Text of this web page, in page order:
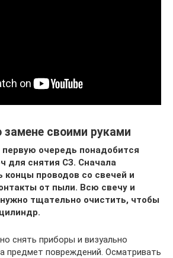
замене своими руками
очередь понадобится
для снятия СЗ. Сначала
концы проводов со свечей и
от пыли. Всю свечу и
тщательно очистить, чтобы
снять приборы и визуально
предмет повреждений. Осматривать